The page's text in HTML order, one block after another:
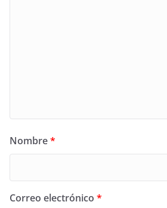
Nombre*
Correo electrónico *